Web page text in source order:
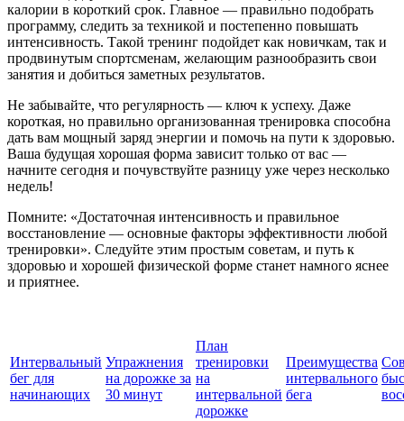
калории в короткий срок. Главное — правильно подобрать
программу, следить за техникой и постепенно повышать
интенсивность. Такой тренинг подойдет как новичкам, так и
продвинутым спортсменам, желающим разнообразить свои
занятия и добиться заметных результатов.
Не забывайте, что регулярность — ключ к успеху. Даже
короткая, но правильно организованная тренировка способна
дать вам мощный заряд энергии и помочь на пути к здоровью.
Ваша будущая хорошая форма зависит только от вас —
начните сегодня и почувствуйте разницу уже через несколько
недель!
Помните: «Достаточная интенсивность и правильное
восстановление — основные факторы эффективности любой
тренировки». Следуйте этим простым советам, и путь к
здоровью и хорошей физической форме станет намного яснее
и приятнее.
Интервальный
бег для
начинающих
Упражнения
на дорожке за
30 минут
План
тренировки
на
интервальной
дорожке
Преимущества
интервального
бега